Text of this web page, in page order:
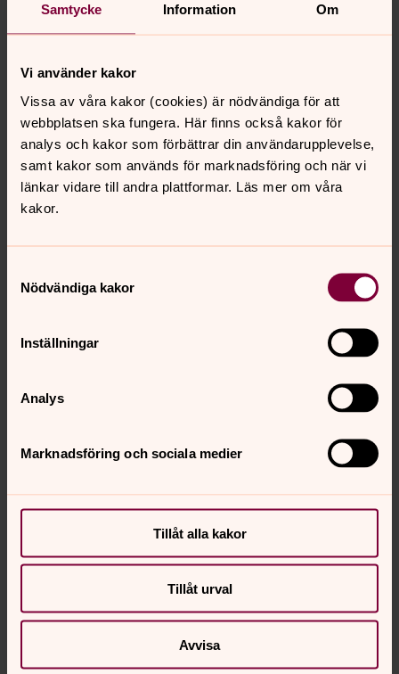
Samtycke Information Om
Vi använder kakor
Vissa av våra kakor (cookies) är nödvändiga för att
webbplatsen ska fungera. Här finns också kakor för
analys och kakor som förbättrar din användarupplevelse,
samt kakor som används för marknadsföring och när vi
länkar vidare till andra plattformar. Läs mer om våra
kakor.
Nödvändiga kakor
Inställningar
Analys
Marknadsföring och sociala medier
Tillåt alla kakor
Tillåt urval
Avvisa